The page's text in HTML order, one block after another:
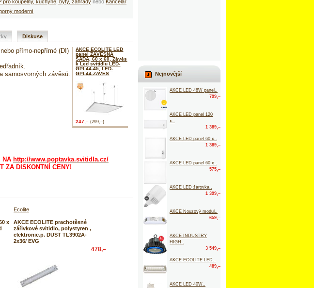
pro koupelny, kuchyně, byty, zahrady nebo Kancelář
moderní
Diskuse
AKCE ECOLITE LED
panel ZÁVĚSNÁ
SADA, 60 x 60, Závěs
k Led svítidlu LED-
GPL44-45, LED-
GPL44-ZAVES
247,– (299,–)
přímo-nepřímé (DI)
samosvorných závěsů.
NA http://www.poptavka.svitidla.cz/
ZA DISKONTNÍ CENY!
x
Ecolite
AKCE ECOLITE prachotěsné
zářivkové svitidlo, polystyren ,
elektronic.p. DUST TL3902A-
2x36/ EVG
478,–
Nejnovější
AKCE LED 48W panel..
799,–
AKCE LED panel 120
x..
1 389,–
AKCE LED panel 60 x..
1 389,–
AKCE LED panel 60 x..
575,–
AKCE LED žárovka..
1 399,–
AKCE Nouzový modul..
659,–
AKCE INDUSTRY
HIGH..
3 549,–
AKCE ECOLITE LED..
489,–
AKCE LED 40W..